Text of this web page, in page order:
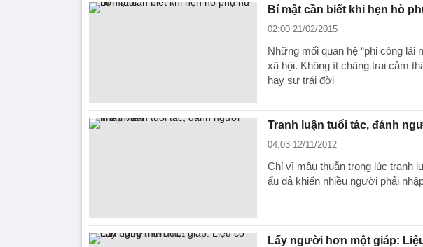
Bí mật cần biết khi hẹn hò
02:00 21/02/2015
Những mối quan hệ “phi công lái
xã hội. Không ít chàng trai cảm
hay sự trải đời
Tranh luận tuổi tác, đánh
04:03 12/11/2012
Chỉ vì mâu thuẫn trong lúc tranh
ẩu đả khiến nhiều người phải
Lấy người hơn một giáp: